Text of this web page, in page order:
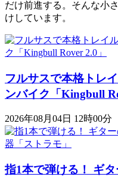
だけ前進する。そんな小
けしています。
フルサスで本格トレ
ンバイク「Kingbull
2026年08月04日 12時00分
指1本で弾ける！ ギ